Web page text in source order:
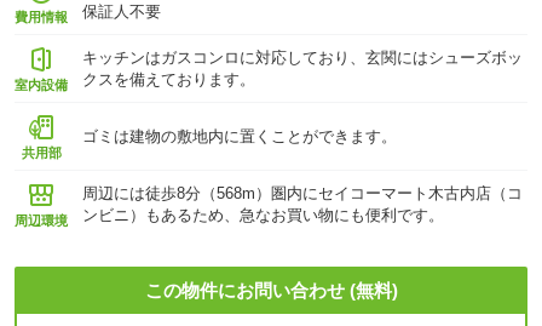
費用情報
保証人不要
室内設備
キッチンはガスコンロに対応しており、玄関にはシューズボッ
クスを備えております。
共用部
ゴミは建物の敷地内に置くことができます。
周辺環境
周辺には徒歩8分（568m）圏内にセイコーマート木古内店（コ
ンビニ）もあるため、急なお買い物にも便利です。
この物件にお問い合わせ (無料)